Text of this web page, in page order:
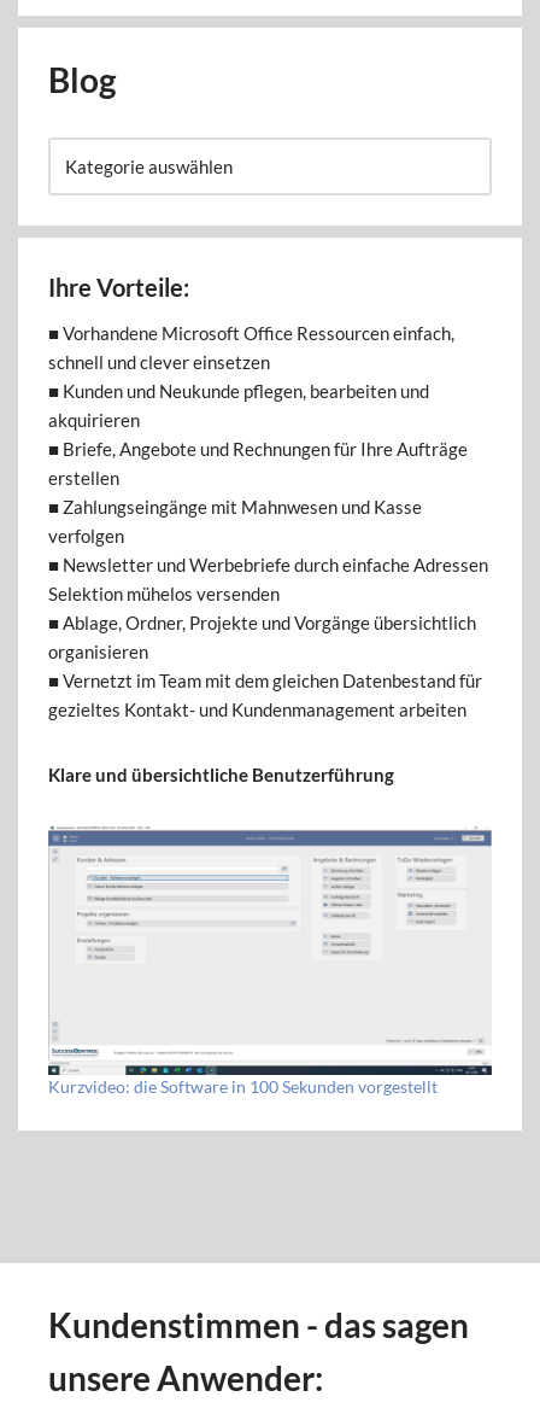
Blog
Ihre Vorteile:
■ Vorhandene Microsoft Office Ressourcen einfach,
schnell und clever einsetzen
■ Kunden und Neukunde pflegen, bearbeiten und
akquirieren
■ Briefe, Angebote und Rechnungen für Ihre Aufträge
erstellen
■ Zahlungseingänge mit Mahnwesen und Kasse
verfolgen
■ Newsletter und Werbebriefe durch einfache Adressen
Selektion mühelos versenden
■ Ablage, Ordner, Projekte und Vorgänge übersichtlich
organisieren
■ Vernetzt im Team mit dem gleichen Datenbestand für
gezieltes Kontakt- und Kundenmanagement arbeiten
Klare und übersichtliche Benutzerführung
Kurzvideo: die Software in 100 Sekunden vorgestellt
Kundenstimmen - das sagen
unsere Anwender: